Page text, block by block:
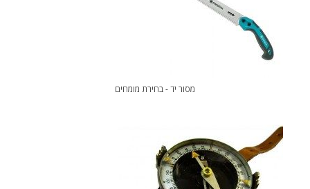
מסור יד - בחירת מומחים